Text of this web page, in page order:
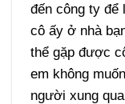
đến công ty để
cô ấy ở nhà
thể gặp được
em không
người xung